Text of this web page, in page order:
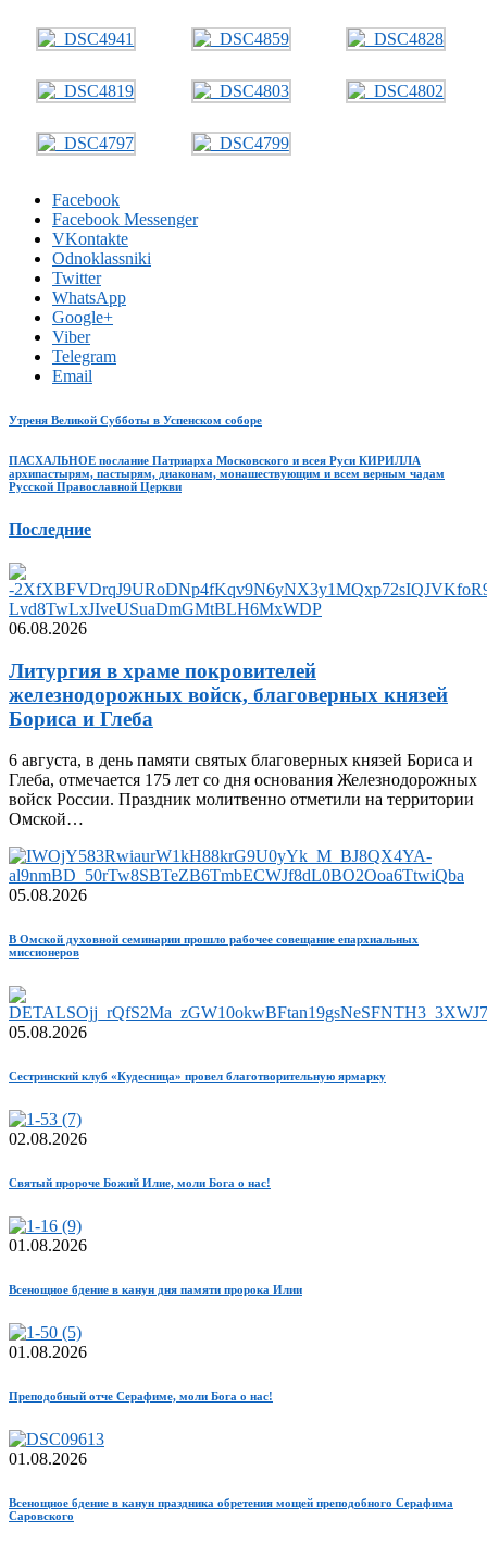
Facebook
Facebook Messenger
VKontakte
Odnoklassniki
Twitter
WhatsApp
Google+
Viber
Telegram
Email
Утреня Великой Субботы в Успенском соборе
ПАСХАЛЬНОЕ послание Патриарха Московского и всея Руси КИРИЛЛА
архипастырям, пастырям, диаконам, монашествующим и всем верным чадам
Русской Православной Церкви
Последние
06.08.2026
Литургия в храме покровителей
железнодорожных войск, благоверных князей
Бориса и Глеба
6 августа, в день памяти святых благоверных князей Бориса и
Глеба, отмечается 175 лет со дня основания Железнодорожных
войск России. Праздник молитвенно отметили на территории
Омской…
05.08.2026
В Омской духовной семинарии прошло рабочее совещание епархиальных
миссионеров
05.08.2026
Сестринский клуб «Кудесница» провел благотворительную ярмарку
02.08.2026
Святый пророче Божий Илие, моли Бога о нас!
01.08.2026
Всенощное бдение в канун дня памяти пророка Илии
01.08.2026
Преподобный отче Серафиме, моли Бога о нас!
01.08.2026
Всенощное бдение в канун праздника обретения мощей преподобного Серафима
Саровского